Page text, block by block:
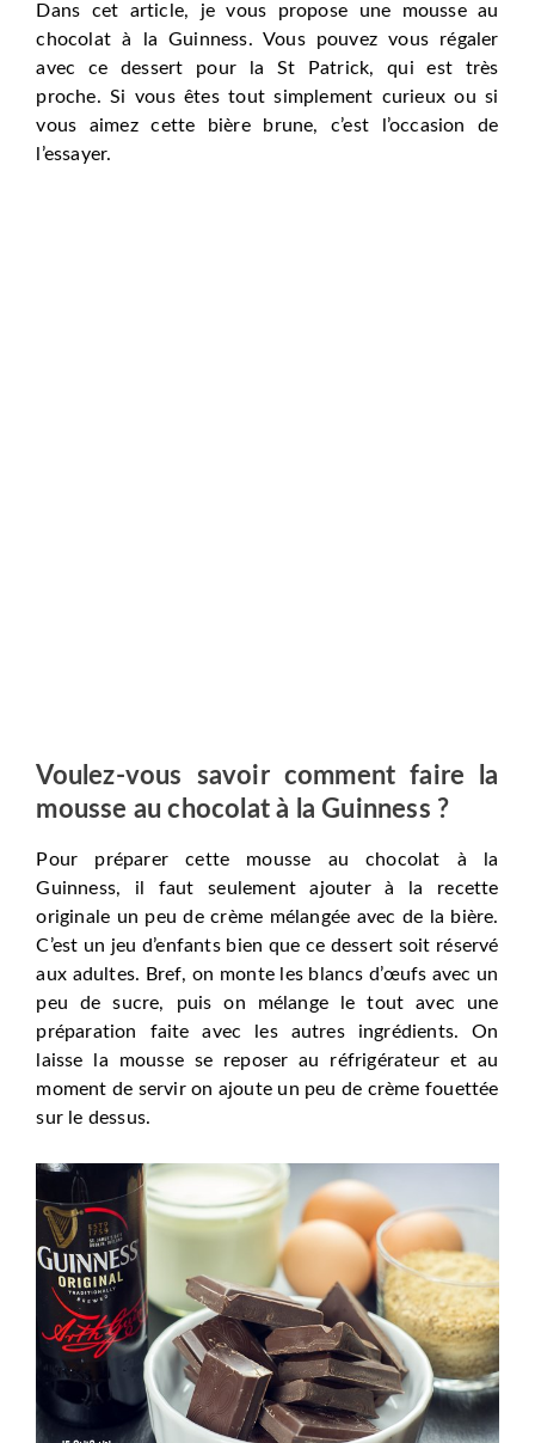
Dans cet article, je vous propose une mousse au
chocolat à la Guinness. Vous pouvez vous régaler
avec ce dessert pour la St Patrick, qui est très
proche. Si vous êtes tout simplement curieux ou si
vous aimez cette bière brune, c’est l’occasion de
l’essayer.
Voulez-vous savoir comment faire la
mousse au chocolat à la Guinness ?
Pour préparer cette mousse au chocolat à la
Guinness, il faut seulement ajouter à la recette
originale un peu de crème mélangée avec de la bière.
C’est un jeu d’enfants bien que ce dessert soit réservé
aux adultes. Bref, on monte les blancs d’œufs avec un
peu de sucre, puis on mélange le tout avec une
préparation faite avec les autres ingrédients. On
laisse la mousse se reposer au réfrigérateur et au
moment de servir on ajoute un peu de crème fouettée
sur le dessus.